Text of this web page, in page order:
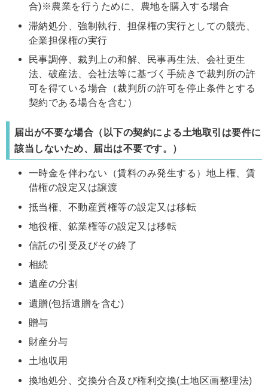
合)※農業を行うために、農地を購入する場合
滞納処分、強制執行、担保権の実行としての競売、
企業担保権の実行
民事調停、裁判上の和解、民事再生法、会社更生
法、破産法、会社法等に基づく手続きで裁判所の許
可を得ている場合（裁判所の許可を停止条件とする
契約である場合を含む）
届出が不要な場合（以下の契約による土地取引は要件に
該当しないため、届出は不要です。）
一時金を伴わない（賃料のみ発生する）地上権、賃
借権の設定又は譲渡
抵当権、不動産質権等の設定又は移転
地役権、鉱業権等の設定又は移転
信託の引受及びその終了
相続
遺産の分割
遺贈(包括遺贈を含む)
贈与
財産分与
土地収用
換地処分、交換分合及び権利交換(土地区画整理法)